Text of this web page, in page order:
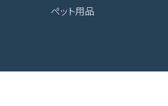
ペット用品